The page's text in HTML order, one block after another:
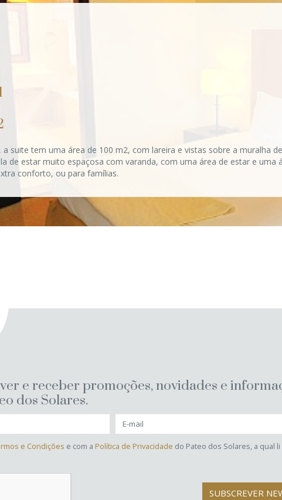
a suite tem uma área de 100 m2, com lareira e vistas sobre a muralha
de estar muito espaçosa com varanda, com uma área de estar e uma
conforto, ou para famílias.
e receber promoções, novidades e
dos Solares.
e Condições e com a Política de Privacidade do Pateo dos Solares, a qual li
SUBSCREVER